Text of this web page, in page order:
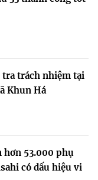
tra trách nhiệm tại
Khun Há
hơn 53.000 phụ
có dấu hiệu vi